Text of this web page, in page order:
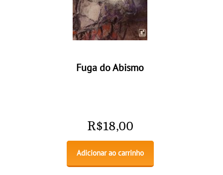
Fuga do Abismo
R$18,00
Adicionar ao carrinho